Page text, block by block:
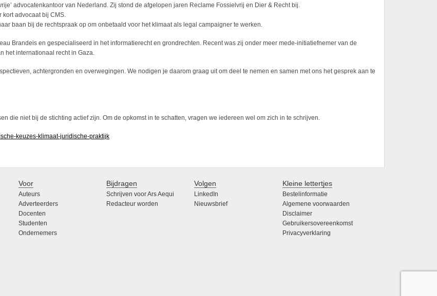
advocatenkantoor van Nederland. Zij stond de afgelopen jaren Reclame Fossielvrij en Dier & Recht bij.
kort advocaat bij CMS.
baan bij de rechtspraak op om onbetaald voor het klimaat als legal campaigner te werken.
Brandeis en gespecialiseerd in het informatierecht en grondrechten. Recent was zij onder meer mede-initiatiefnemer van de
het internationaal recht in Gaza.
achtergronden en overwegingen. We nodigen je daarom graag uit om deel te nemen en samen met ons het gesprek aan te
die niet bij de stichting actief zijn. Om de opkomst in te schatten, vragen we iedereen wel om zich in te schrijven.
keuzes-klimaat-juridische-praktijk
Voor
Auteurs
Adverteerders
Docenten
Studenten
Ondernemers
Bijdragen
Schrijven voor Ars Aequi
Redacteur worden
Volgen
LinkedIn
Nieuwsbrief
Kleine lettertjes
Bestelinformatie
Algemene voorwaarden
Disclaimer
Gebruikersovereenkomst
Privacyverklaring